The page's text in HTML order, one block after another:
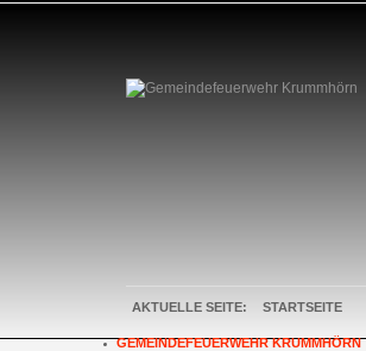
AKTUELLE SEITE: STARTSEITE
GEMEINDEFEUERWEHR KRUMMHÖRN